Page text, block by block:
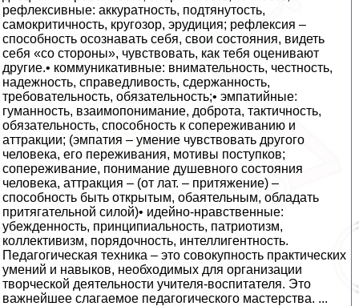
рефлексивные: аккуратность, подтянутость,
самокритичность, кругозор, эрудиция; рефлексия –
способность осознавать себя, свои состояния, видеть
себя «со стороны», чувствовать, как тебя оценивают
другие.• коммуникативные: внимательность, честность,
надежность, справедливость, сдержанность,
требовательность, обязательность;• эмпатийные:
гуманность, взаимопонимание, доброта, тактичность,
обязательность, способность к сопереживанию и
аттракции; (эмпатия – умение чувствовать другого
человека, его переживания, мотивы поступков;
сопереживание, понимание душевного состояния
человека, аттракция – (от лат. – притяжение) –
способность быть открытым, обаятельным, обладать
притягательной силой)• идейно-нравственные:
убежденность, принципиальность, патриотизм,
коллективизм, порядочность, интеллигентность.
Педагогическая техника – это совокупность практических
умений и навыков, необходимых для организации
творческой деятельности учителя-воспитателя. Это
важнейшее слагаемое педагогического мастерства. ...